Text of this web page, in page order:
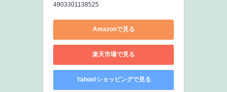
4903301138525
Amazonで見る
楽天市場で見る
Yahoo!ショッピングで見る